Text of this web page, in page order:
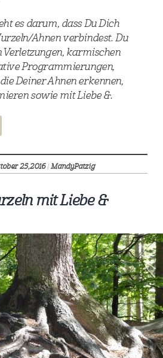
es darum, dass Du Dich
Ahnen verbindest. Du
Verletzungen, karmischen
Programmierungen,
Deiner Ahnen erkennen,
sowie mit Liebe &.
25,2016|MandyPatzig
mit Liebe &